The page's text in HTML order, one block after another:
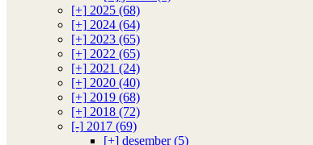
[+] 2025 (68)
[+] 2024 (64)
[+] 2023 (65)
[+] 2022 (65)
[+] 2021 (24)
[+] 2020 (40)
[+] 2019 (68)
[+] 2018 (72)
[-] 2017 (69)
[+] desember (5)